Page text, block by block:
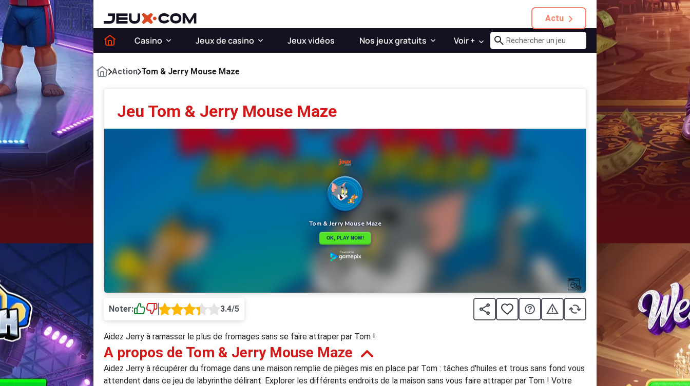
Actu
Casino Jeux de casino Jeux vidéos Nos jeux gratuits Voir +
Action Tom & Jerry Mouse Maze
Jeu Tom & Jerry Mouse Maze
Noter: 3.4/5
Aidez Jerry à ramasser le plus de fromages sans se faire attraper par Tom !
A propos de Tom & Jerry Mouse Maze
Aidez Jerry à récupérer du fromage dans une maison remplie de pièges mis en place par Tom : tâches d'huiles et trous sans fond vous
attendent dans ce jeu de labyrinthe délirant. Explorer les différents endroits de la maison sans vous faire attraper par Tom ! Votre